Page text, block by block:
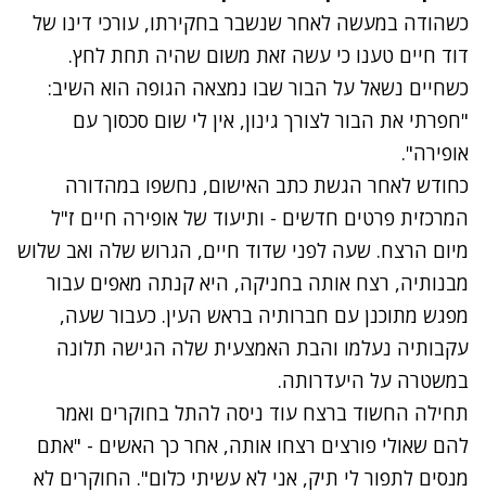
נסה שוב
כשהודה במעשה לאחר שנשבר בחקירתו, עורכי דינו של
דוד חיים טענו כי עשה זאת משום שהיה תחת לחץ.
כשחיים נשאל על הבור שבו נמצאה הגופה הוא השיב:
"חפרתי את הבור לצורך גינון, אין לי שום סכסוך עם
אופירה".
כחודש לאחר הגשת כתב האישום, נחשפו במהדורה
המרכזית פרטים חדשים - ותיעוד של אופירה חיים ז"ל
מיום הרצח. שעה לפני שדוד חיים, הגרוש שלה ואב שלוש
מבנותיה, רצח אותה בחניקה, היא קנתה מאפים עבור
מפגש מתוכנן עם חברותיה בראש העין. כעבור שעה,
עקבותיה נעלמו והבת האמצעית שלה הגישה תלונה
במשטרה על היעדרותה.
תחילה החשוד ברצח עוד ניסה להתל בחוקרים ואמר
להם שאולי פורצים רצחו אותה, אחר כך האשים - "אתם
מנסים לתפור לי תיק, אני לא עשיתי כלום". החוקרים לא